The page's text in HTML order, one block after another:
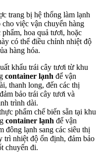
trang bị hệ thống làm lạnh
việc vận chuyển hàng
hoa quả tươi, hoặc
có thể điều chỉnh nhiệt độ
hàng hóa.
khẩu trái cây tươi từ khu
container lạnh để vận
thanh long, đến các thị
bảo trái cây tươi và
trình dài.
phẩm chế biến sẵn tại khu
container lạnh để vận
đông lạnh sang các siêu thị
trì nhiệt độ ổn định, đảm bảo
chuyến đi.